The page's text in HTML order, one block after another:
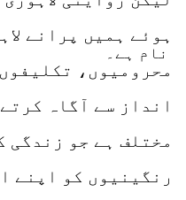
ہوئے ہمیں پرانے
محرومیوں،
انداز سے آگاہ
مختلف ہے جو زندگی
رنگینیوں کو اپنے